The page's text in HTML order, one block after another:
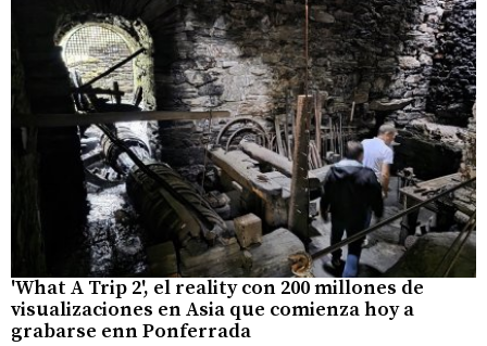
'What A Trip 2', el reality con 200 millones de
visualizaciones en Asia que comienza hoy a
grabarse enn Ponferrada